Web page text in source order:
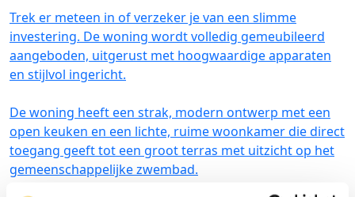
Trek er meteen in of verzeker je van een slimme
investering. De woning wordt volledig gemeubileerd
aangeboden, uitgerust met hoogwaardige apparaten
en stijlvol ingericht.
De woning heeft een strak, modern ontwerp met een
open keuken en een lichte, ruime woonkamer die direct
toegang geeft tot een groot terras met uitzicht op het
gemeenschappelijke zwembad.